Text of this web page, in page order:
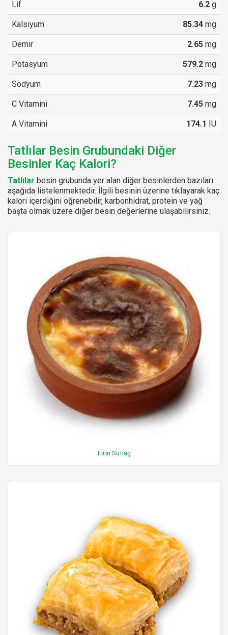
Lif 6.2 g
Kalsiyum 85.34 mg
Demir 2.65 mg
Potasyum 579.2 mg
Sodyum 7.23 mg
C Vitamini 7.45 mg
A Vitamini 174.1 IU
Tatlılar Besin Grubundaki Diğer
Besinler Kaç Kalori?
Tatlılar besin grubunda yer alan diğer besinlerden bazıları
aşağıda listelenmektedir. İlgili besinin üzerine tıklayarak kaç
kalori içerdiğini öğrenebilir, karbonhidrat, protein ve yağ
başta olmak üzere diğer besin değerlerine ulaşabilirsiniz.
Fırın Sütlaç